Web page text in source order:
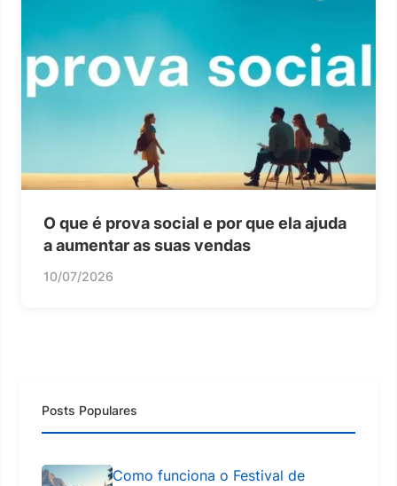
O que é prova social e por que ela ajuda
a aumentar as suas vendas
10/07/2026
Posts Populares
Como funciona o Festival de